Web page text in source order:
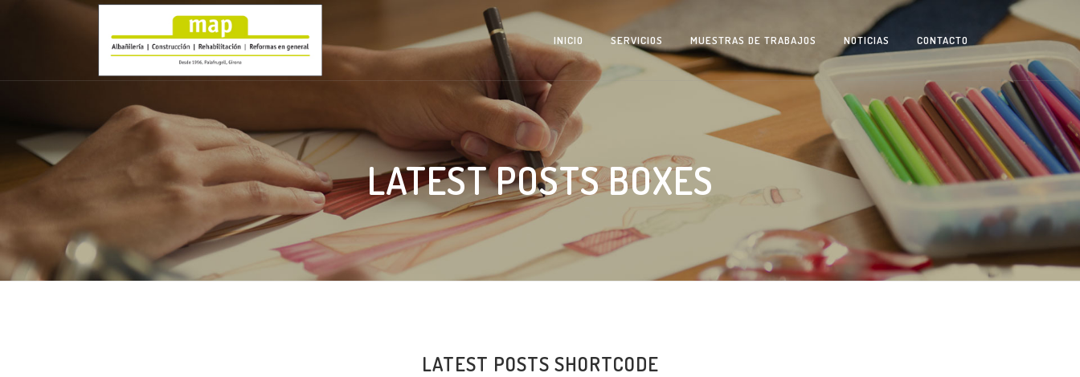
INICIO SERVICIOS MUESTRAS DE TRABAJOS NOTICIAS CONTACTO
LATEST POSTS BOXES
LATEST POSTS SHORTCODE